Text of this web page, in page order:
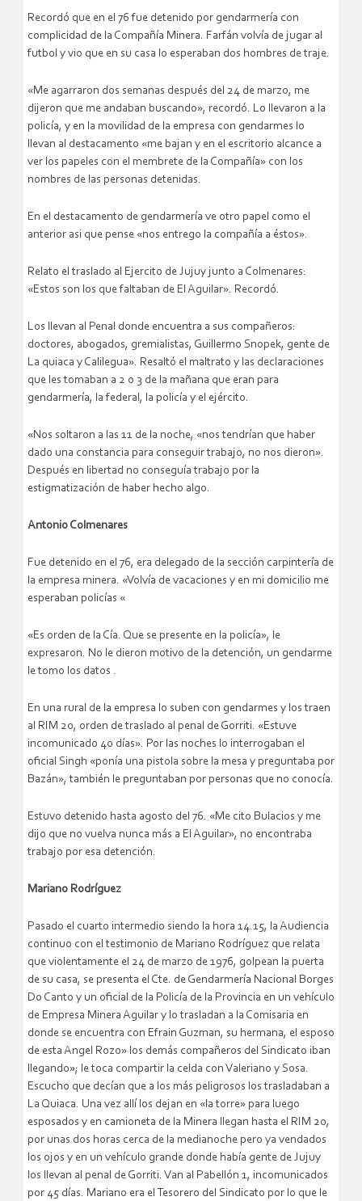
Recordó que en el 76 fue detenido por gendarmería con
complicidad de la Compañía Minera. Farfán volvía de jugar al
futbol y vio que en su casa lo esperaban dos hombres de traje.
«Me agarraron dos semanas después del 24 de marzo, me
dijeron que me andaban buscando», recordó. Lo llevaron a la
policía, y en la movilidad de la empresa con gendarmes lo
llevan al destacamento «me bajan y en el escritorio alcance a
ver los papeles con el membrete de la Compañía» con los
nombres de las personas detenidas.
En el destacamento de gendarmería ve otro papel como el
anterior asi que pense «nos entrego la compañía a éstos».
Relato el traslado al Ejercito de Jujuy junto a Colmenares:
«Estos son los que faltaban de El Aguilar». Recordó.
Los llevan al Penal donde encuentra a sus compañeros:
doctores, abogados, gremialistas, Guillermo Snopek, gente de
La quiaca y Calilegua». Resaltó el maltrato y las declaraciones
que les tomaban a 2 o 3 de la mañana que eran para
gendarmería, la federal, la policía y el ejército.
«Nos soltaron a las 11 de la noche, «nos tendrían que haber
dado una constancia para conseguir trabajo, no nos dieron».
Después en libertad no conseguía trabajo por la
estigmatización de haber hecho algo.
Antonio Colmenares
Fue detenido en el 76, era delegado de la sección carpintería de
la empresa minera. «Volvía de vacaciones y en mi domicilio me
esperaban policías «
«Es orden de la Cía. Que se presente en la policía», le
expresaron. No le dieron motivo de la detención, un gendarme
le tomo los datos .
En una rural de la empresa lo suben con gendarmes y los traen
al RIM 20, orden de traslado al penal de Gorriti. «Estuve
incomunicado 40 días». Por las noches lo interrogaban el
oficial Singh «ponía una pistola sobre la mesa y preguntaba por
Bazán», también le preguntaban por personas que no conocía.
Estuvo detenido hasta agosto del 76. «Me cito Bulacios y me
dijo que no vuelva nunca más a El Aguilar», no encontraba
trabajo por esa detención.
Mariano Rodríguez
Pasado el cuarto intermedio siendo la hora 14.15, la Audiencia
continuo con el testimonio de Mariano Rodríguez que relata
que violentamente el 24 de marzo de 1976, golpean la puerta
de su casa, se presenta el Cte. de Gendarmería Nacional Borges
Do Canto y un oficial de la Policía de la Provincia en un vehículo
de Empresa Minera Aguilar y lo trasladan a la Comisaria en
donde se encuentra con Efrain Guzman, su hermana, el esposo
de esta Angel Rozo» los demás compañeros del Sindicato iban
llegando»; le toca compartir la celda con Valeriano y Sosa.
Escucho que decían que a los más peligrosos los trasladaban a
La Quiaca. Una vez allí los dejan en «la torre» para luego
esposados y en camioneta de la Minera llegan hasta el RIM 20,
por unas dos horas cerca de la medianoche pero ya vendados
los ojos y en un vehículo grande donde había gente de Jujuy
los llevan al penal de Gorriti. Van al Pabellón 1, incomunicados
por 45 días. Mariano era el Tesorero del Sindicato por lo que le